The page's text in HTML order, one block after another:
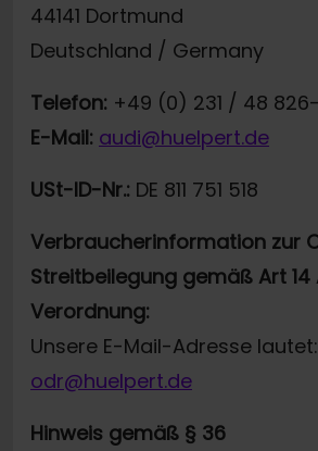
44141 Dortmund
Deutschland / Germany
Telefon: +49 (0) 231 / 48
E-Mail: audi@huelpert.de
USt-ID-Nr.: DE 811 751 518
Verbraucherinformation zur
Streitbeilegung gemäß Art 14
Verordnung:
Unsere E-Mail-Adresse lautet:
odr@huelpert.de
Hinweis gemäß § 36